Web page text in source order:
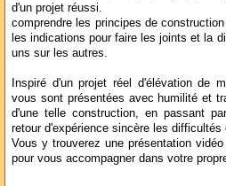
d'un projet réussi.
comprendre les principes de
les indications pour faire les joints et la
uns sur les autres.
Inspiré d'un projet réel d'élévation de
vous sont présentées avec humilité et
d'une telle construction, en passant
retour d'expérience sincère les
Vous y trouverez une présentation
pour vous accompagner dans votre